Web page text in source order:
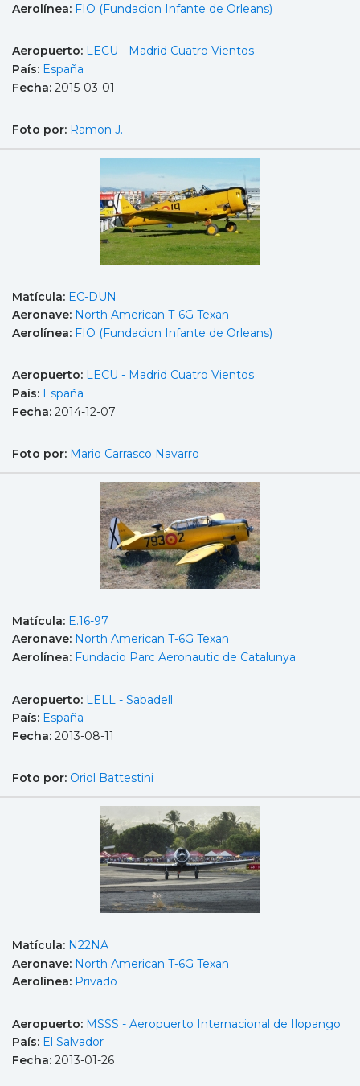
Aerolínea: FIO (Fundacion Infante de Orleans)
Aeropuerto: LECU - Madrid Cuatro Vientos
País: España
Fecha: 2015-03-01
Foto por: Ramon J.
Matícula: EC-DUN
Aeronave: North American T-6G Texan
Aerolínea: FIO (Fundacion Infante de Orleans)
Aeropuerto: LECU - Madrid Cuatro Vientos
País: España
Fecha: 2014-12-07
Foto por: Mario Carrasco Navarro
Matícula: E.16-97
Aeronave: North American T-6G Texan
Aerolínea: Fundacio Parc Aeronautic de Catalunya
Aeropuerto: LELL - Sabadell
País: España
Fecha: 2013-08-11
Foto por: Oriol Battestini
Matícula: N22NA
Aeronave: North American T-6G Texan
Aerolínea: Privado
Aeropuerto: MSSS - Aeropuerto Internacional de Ilopango
País: El Salvador
Fecha: 2013-01-26